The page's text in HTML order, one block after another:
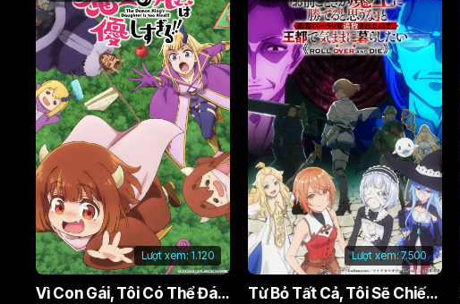
Lượt xem: 1.120
Vì Con Gái, Tôi Có Thể Đánh Bại Cả Ma Vương
Lượt xem:7.500
Từ Bỏ Tất Cả, Tôi Sẽ Chiến Đấu Cho Một Cuộc Sống Bình Thường Với Tình Yêu Của Đời Mình Và Chiếc Thanh Kiếm Bị Nguyền Rủa!